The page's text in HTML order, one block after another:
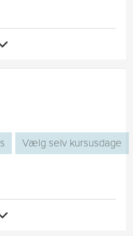
Vælg selv kursusdage